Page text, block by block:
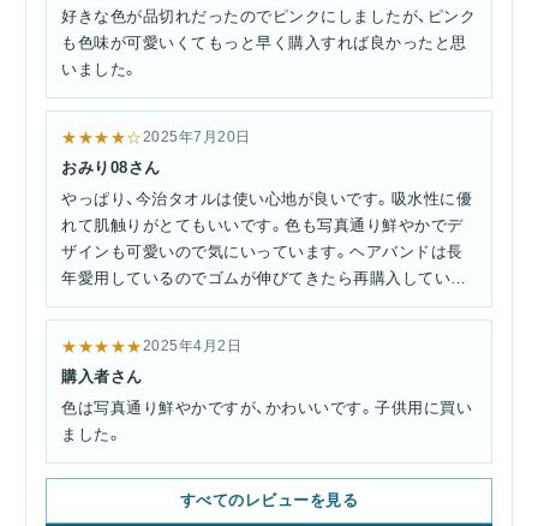
好きな色が品切れだったのでピンクにしましたが、ピンク
も色味が可愛いくてもっと早く購入すれば良かったと思
いました。
★★★★☆2025年7月20日
おみり08さん
やっぱり、今治タオルは使い心地が良いです。吸水性に優
れて肌触りがとてもいいです。色も写真通り鮮やかでデ
ザインも可愛いので気にいっています。ヘアバンドは長
年愛用しているのでゴムが伸びてきたら再購入していま
す。
★★★★★2025年4月2日
購入者さん
色は写真通り鮮やかですが、かわいいです。子供用に買い
ました。
すべてのレビューを見る